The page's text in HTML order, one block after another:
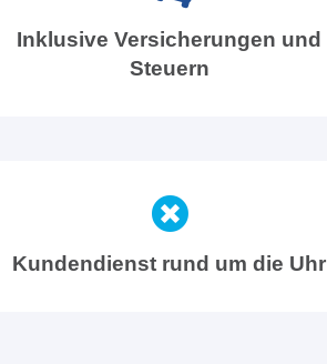
Inklusive Versicherungen und
Steuern
Kundendienst rund um die Uhr